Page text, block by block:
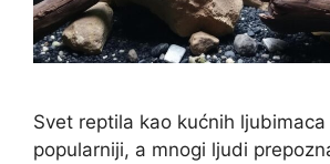
Svet reptila kao kućnih
popularniji, a mnogi ljudi